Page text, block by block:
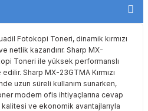
Sagem
Samsung
Sharp
Samsung
Sharp
Toshiba
Xerox
Fotokopi Toneri, dinamik kırmızı
netlik kazandırır. Sharp MX-
Toneri ile yüksek performanslı
Sharp MX-23GTMA Kırmızı
uzun süreli kullanım sunarken,
modern ofis ihtiyaçlarına cevap
ve ekonomik avantajlarıyla